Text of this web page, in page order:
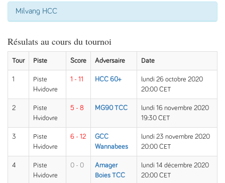
Milvang HCC
Résulats au cours du tournoi
Tour Piste Score Adversaire Date
1
Piste
Hvidovre
1 - 11 HCC 60+
lundi 26 octobre 2020
20:00 CET
2
Piste
Hvidovre
5 - 8 MG90 TCC
lundi 16 novembre 2020
19:30 CET
3
Piste
Hvidovre
6 - 12
GCC
Wannabees
lundi 23 novembre 2020
20:00 CET
4
Piste
Hvidovre
0 - 0
Amager
Boies TCC
lundi 14 décembre 2020
20:00 CET